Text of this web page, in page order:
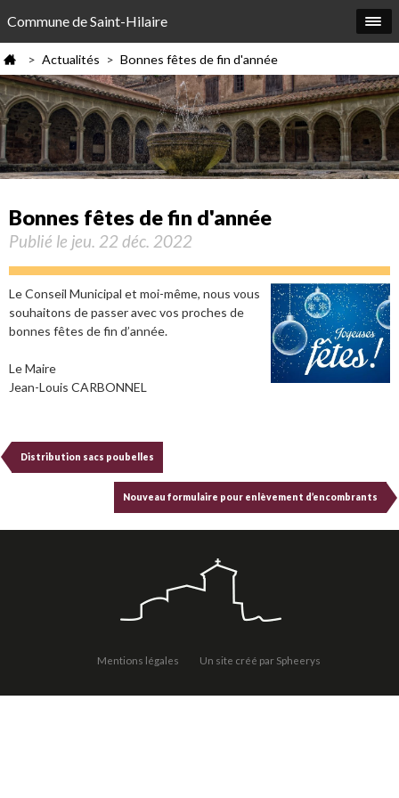
Commune de Saint-Hilaire
> Actualités > Bonnes fêtes de fin d'année
Bonnes fêtes de fin d'année
Publié le jeu. 22 déc. 2022
Le Conseil Municipal et moi-même, nous vous
souhaitons de passer avec vos proches de
bonnes fêtes de fin d’année.
Le Maire
Jean-Louis CARBONNEL
Distribution sacs poubelles
Nouveau formulaire pour enlèvement d’encombrants
Mentions légales Un site créé par Spheerys